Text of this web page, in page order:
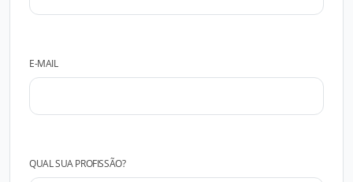
E-MAIL
QUAL SUA PROFISSÃO?